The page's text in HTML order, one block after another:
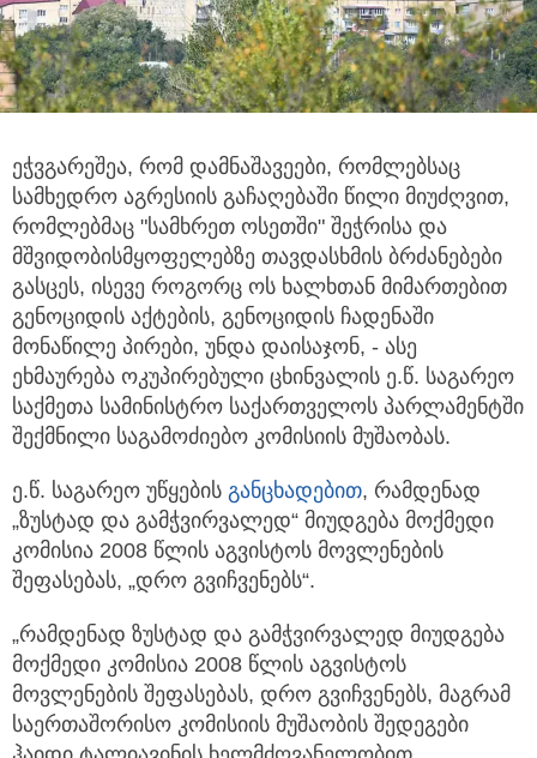
ეჭვგარეშეა, რომ დამნაშავეები, რომლებსაც
სამხედრო აგრესიის გაჩაღებაში წილი მიუძღვით,
რომლებმაც "სამხრეთ ოსეთში" შეჭრისა და
მშვიდობისმყოფელებზე თავდასხმის ბრძანებები
გასცეს, ისევე როგორც ოს ხალხთან მიმართებით
გენოციდის აქტების, გენოციდის ჩადენაში
მონაწილე პირები, უნდა დაისაჯონ, - ასე
ეხმაურება ოკუპირებული ცხინვალის ე.წ. საგარეო
საქმეთა სამინისტრო საქართველოს პარლამენტში
შექმნილი საგამოძიებო კომისიის მუშაობას.
ე.წ. საგარეო უწყების განცხადებით, რამდენად
„ზუსტად და გამჭვირვალედ“ მიუდგება მოქმედი
კომისია 2008 წლის აგვისტოს მოვლენების
შეფასებას, „დრო გვიჩვენებს“.
„რამდენად ზუსტად და გამჭვირვალედ მიუდგება
მოქმედი კომისია 2008 წლის აგვისტოს
მოვლენების შეფასებას, დრო გვიჩვენებს, მაგრამ
საერთაშორისო კომისიის მუშაობის შედეგები